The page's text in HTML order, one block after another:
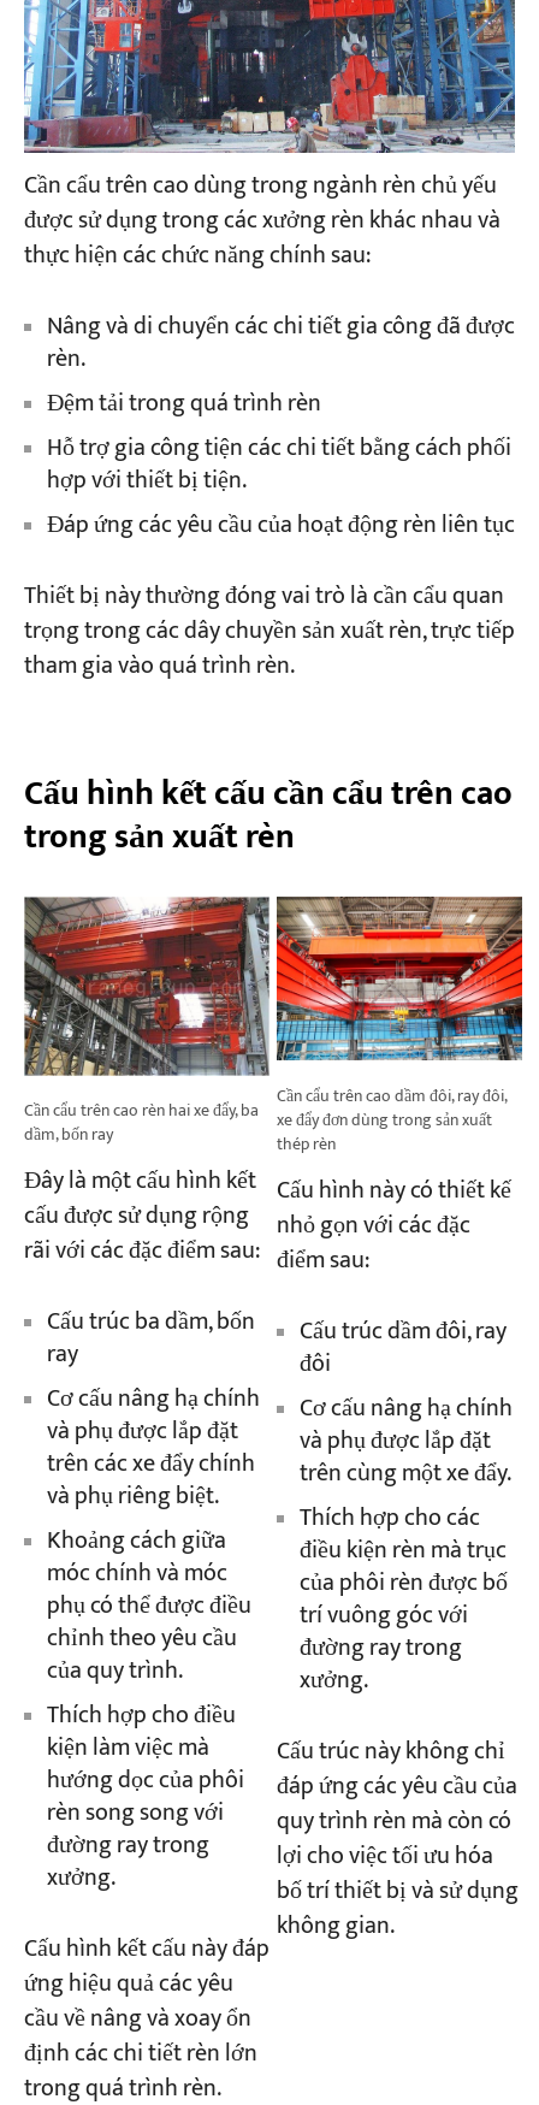
Cần cẩu trên cao dùng trong ngành rèn chủ yếu
được sử dụng trong các xưởng rèn khác nhau và
thực hiện các chức năng chính sau:
Nâng và di chuyển các chi tiết gia công đã được
rèn.
Đệm tải trong quá trình rèn
Hỗ trợ gia công tiện các chi tiết bằng cách phối
hợp với thiết bị tiện.
Đáp ứng các yêu cầu của hoạt động rèn liên tục
Thiết bị này thường đóng vai trò là cần cẩu quan
trọng trong các dây chuyền sản xuất rèn, trực tiếp
tham gia vào quá trình rèn.
Cấu hình kết cấu cần cẩu trên cao
trong sản xuất rèn
Cần cẩu trên cao rèn hai xe đẩy, ba
dầm, bốn ray
Đây là một cấu hình kết
cấu được sử dụng rộng
rãi với các đặc điểm sau:
Cấu trúc ba dầm, bốn
ray
Cơ cấu nâng hạ chính
và phụ được lắp đặt
trên các xe đẩy chính
và phụ riêng biệt.
Khoảng cách giữa
móc chính và móc
phụ có thể được điều
chỉnh theo yêu cầu
của quy trình.
Thích hợp cho điều
kiện làm việc mà
hướng dọc của phôi
rèn song song với
đường ray trong
xưởng.
Cấu hình kết cấu này đáp
ứng hiệu quả các yêu
cầu về nâng và xoay ổn
định các chi tiết rèn lớn
trong quá trình rèn.
Cần cẩu trên cao dầm đôi, ray đôi,
xe đẩy đơn dùng trong sản xuất
thép rèn
Cấu hình này có thiết kế
nhỏ gọn với các đặc
điểm sau:
Cấu trúc dầm đôi, ray
đôi
Cơ cấu nâng hạ chính
và phụ được lắp đặt
trên cùng một xe đẩy.
Thích hợp cho các
điều kiện rèn mà trục
của phôi rèn được bố
trí vuông góc với
đường ray trong
xưởng.
Cấu trúc này không chỉ
đáp ứng các yêu cầu của
quy trình rèn mà còn có
lợi cho việc tối ưu hóa
bố trí thiết bị và sử dụng
không gian.